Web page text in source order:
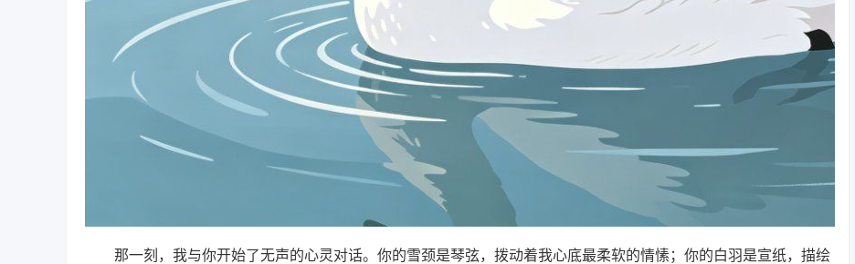
那一刻，我与你开始了无声的心灵对话。你的雪颈是琴弦，拨动着我心底最柔软的情愫；你的白羽是宣纸，描绘